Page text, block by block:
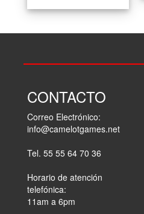
CONTACTO
Correo Electrónico:
info@camelotgames.net
Tel. 55 55 64 70 36
Horario de atención
telefónica:
11am a 6pm